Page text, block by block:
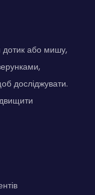
дотик або мишу,
досліджувати.